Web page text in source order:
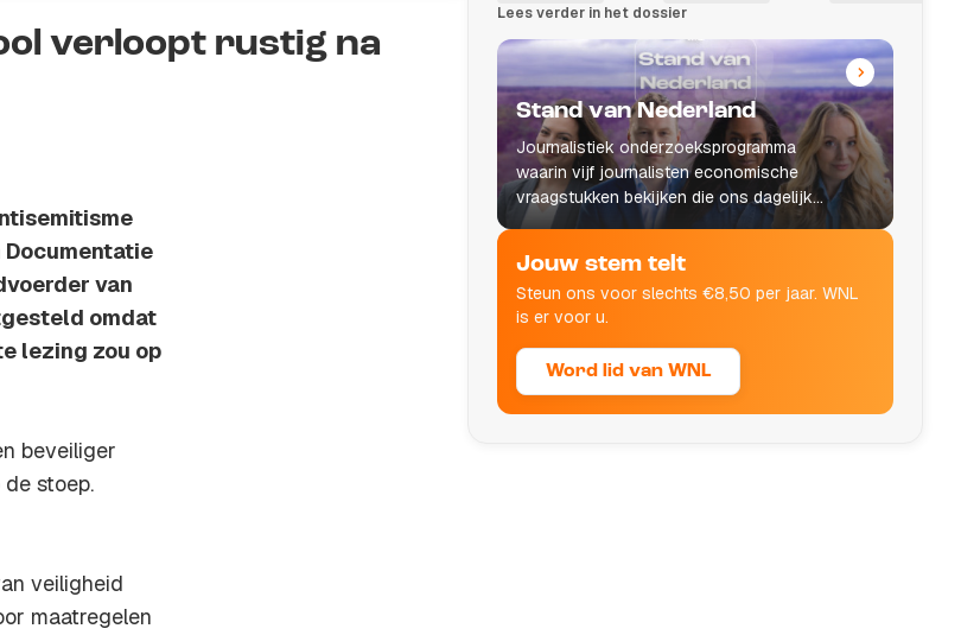
verloopt rustig na
van
omdat
lezing zou op
beveiliger
stoep.
veiligheid
maatregelen
Lees verder in het dossier
Stand van Nederland
Journalistiek onderzoeksprogramma
waarin vijf journalisten economische
vraagstukken bekijken die ons dagelijks
leven raken.
Jouw stem telt
Steun ons voor slechts €8,50 per jaar. WNL
is er voor u.
Word lid van WNL